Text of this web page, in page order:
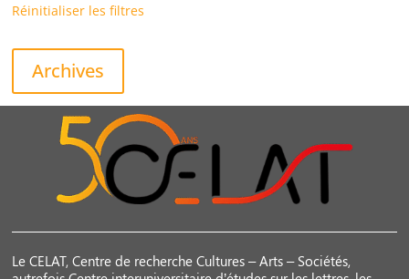
Réinitialiser les filtres
Archives
Le CELAT, Centre de recherche Cultures – Arts – Sociétés,